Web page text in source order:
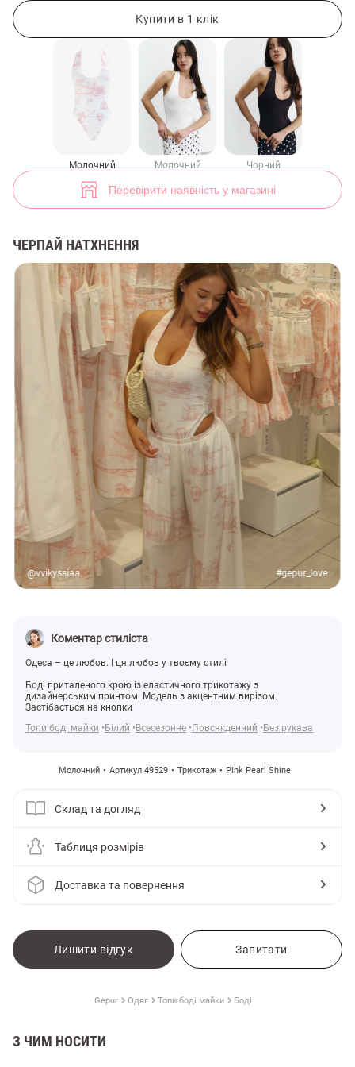
Купити в 1 клік
Молочний Молочний Чорний
Перевірити наявність у магазині
ЧЕРПАЙ НАТХНЕННЯ
@vvikyssiaa #gepur_love
Коментар стиліста
Одеса – це любов. І ця любов у твоєму стилі
Боді приталеного крою із еластичного трикотажу з
дизайнерським принтом. Модель з акцентним вирізом.
Застібається на кнопки
Топи боді майки
Білий Всесезонне Повсякденний Без рукава
Молочний Артикул 49529 Трикотаж Pink Pearl Shine
Склад та догляд
Таблиця розмірів
Доставка та повернення
Лишити відгук Запитати
Gepur Одяг Топи боді майки Боді
З ЧИМ НОСИТИ
Трикотажний боді з рожевим морським принтом (арт. 49529) ♡